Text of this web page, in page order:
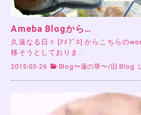
Ameba Blogから…
久遠なる日々 [ｱﾒﾌﾞﾛ] からこちらの
移そうとしておりま…
2015-03-26 Blog〜蓮の華〜 /旧 Blog